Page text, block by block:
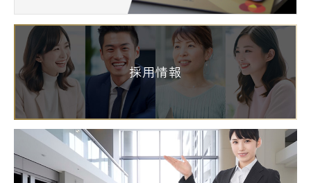
採用情報